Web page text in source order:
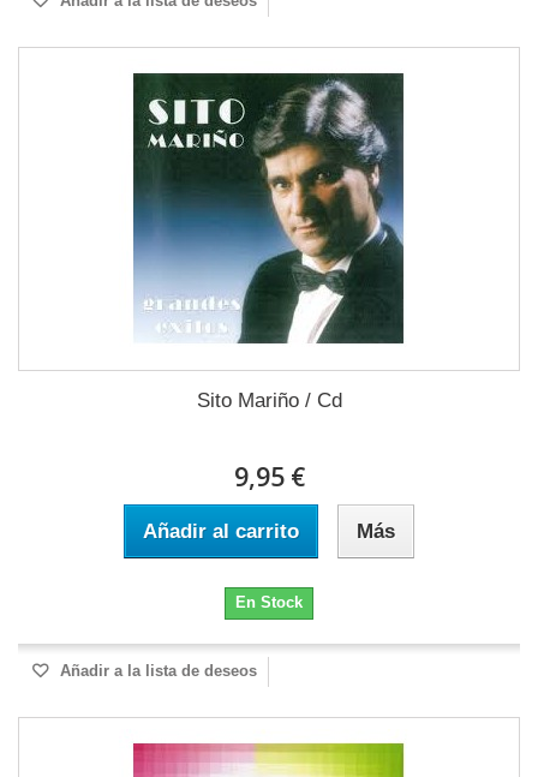
Sito Mariño / Cd
9,95 €
Añadir al carrito Más
En Stock
Añadir a la lista de deseos